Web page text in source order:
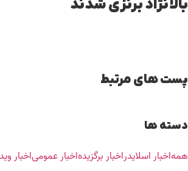
بالانژاد برنزی شدند
پست های مرتبط
دسته ها
همهاخبار اسلایدراخبار برگزیدهاخبار عمومیاخبار